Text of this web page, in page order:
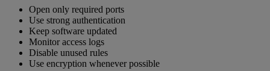
Open only required ports
Use strong authentication
Keep software updated
Monitor access logs
Disable unused rules
Use encryption whenever possible